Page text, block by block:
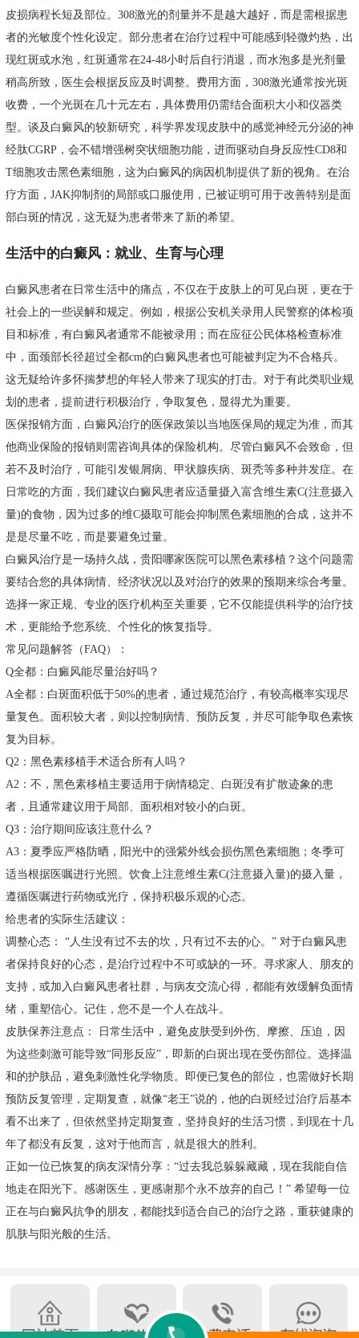
皮损病程长短及部位。308激光的剂量并不是越大越好，而是需根据患
者的光敏度个性化设定。部分患者在治疗过程中可能感到轻微灼热，出
现红斑或水泡，红斑通常在24-48小时后自行消退，而水泡多是光剂量
稍高所致，医生会根据反应及时调整。费用方面，308激光通常按光斑
收费，一个光斑在几十元左右，具体费用仍需结合面积大小和仪器类
型。谈及白癜风的较新研究，科学界发现皮肤中的感觉神经元分泌的神
经肽CGRP，会不错增强树突状细胞功能，进而驱动自身反应性CD8和
T细胞攻击黑色素细胞，这为白癜风的病因机制提供了新的视角。在治
疗方面，JAK抑制剂的局部或口服使用，已被证明可用于改善特别是面
部白斑的情况，这无疑为患者带来了新的希望。
生活中的白癜风：就业、生育与心理
白癜风患者在日常生活中的痛点，不仅在于皮肤上的可见白斑，更在于
社会上的一些误解和规定。例如，根据公安机关录用人民警察的体检项
目和标准，有白癜风者通常不能被录用；而在应征公民体格检查标准
中，面颈部长径超过全都cm的白癜风患者也可能被判定为不合格兵。
这无疑给许多怀揣梦想的年轻人带来了现实的打击。对于有此类职业规
划的患者，提前进行积极治疗，争取复色，显得尤为重要。
医保报销方面，白癜风治疗的医保政策以当地医保局的规定为准，而其
他商业保险的报销则需咨询具体的保险机构。尽管白癜风不会致命，但
若不及时治疗，可能引发银屑病、甲状腺疾病、斑秃等多种并发症。在
日常吃的方面，我们建议白癜风患者应适量摄入富含维生素C(注意摄入
量)的食物，因为过多的维C摄取可能会抑制黑色素细胞的合成，这并不
是是尽量不吃，而是要避免过量。
白癜风治疗是一场持久战，贵阳哪家医院可以黑色素移植？这个问题需
要结合您的具体病情、经济状况以及对治疗的效果的预期来综合考量。
选择一家正规、专业的医疗机构至关重要，它不仅能提供科学的治疗技
术，更能给予您系统、个性化的恢复指导。
常见问题解答（FAQ）：
Q全都：白癜风能尽量治好吗？
A全都：白斑面积低于50%的患者，通过规范治疗，有较高概率实现尽
量复色。面积较大者，则以控制病情、预防反复，并尽可能争取色素恢
复为目标。
Q2：黑色素移植手术适合所有人吗？
A2：不，黑色素移植主要适用于病情稳定、白斑没有扩散迹象的患
者，且通常建议用于局部、面积相对较小的白斑。
Q3：治疗期间应该注意什么？
A3：夏季应严格防晒，阳光中的强紫外线会损伤黑色素细胞；冬季可
适当根据医嘱进行光照。饮食上注意维生素C(注意摄入量)的摄入量，
遵循医嘱进行药物或光疗，保持积极乐观的心态。
给患者的实际生活建议：
调整心态： “人生没有过不去的坎，只有过不去的心。” 对于白癜风患
者保持良好的心态，是治疗过程中不可或缺的一环。寻求家人、朋友的
支持，或加入白癜风患者社群，与病友交流心得，都能有效缓解负面情
绪，重塑信心。记住，您不是一个人在战斗。
皮肤保养注意点： 日常生活中，避免皮肤受到外伤、摩擦、压迫，因
为这些刺激可能导致“同形反应”，即新的白斑出现在受伤部位。选择温
和的护肤品，避免刺激性化学物质。即便已复色的部位，也需做好长期
预防反复管理，定期复查，就像“老王”说的，他的白斑经过治疗后基本
看不出来了，但依然坚持定期复查，坚持良好的生活习惯，到现在十几
年了都没有反复，这对于他而言，就是很大的胜利。
正如一位已恢复的病友深情分享：“过去我总躲躲藏藏，现在我能自信
地走在阳光下。感谢医生，更感谢那个永不放弃的自己！” 希望每一位
正在与白癜风抗争的朋友，都能找到适合自己的治疗之路，重获健康的
肌肤与阳光般的生活。